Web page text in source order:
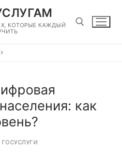
КОТОРЫЕ КАЖДЫЙ
как
ГОСУСЛУГИ